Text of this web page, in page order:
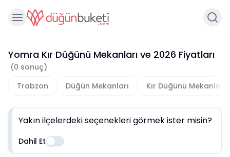
Yomra Kır Düğünü Mekanları ve 2026 Fiyatları
(0 sonuç)
Trabzon
Düğün Mekanları Kır Düğünü Mekanları
Yakın ilçelerdeki seçenekleri görmek ister misin?
Dahil Et